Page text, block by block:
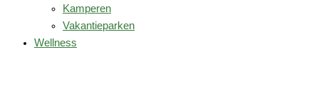
Kamperen
Vakantieparken
Wellness